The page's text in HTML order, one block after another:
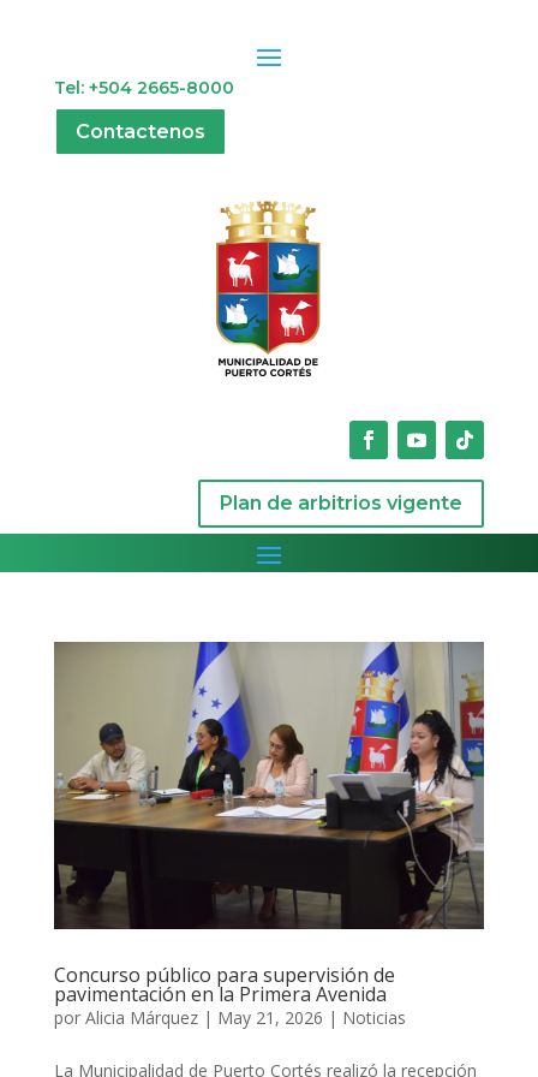
Tel: +504 2665-8000
Contactenos
Plan de arbitrios vigente
Concurso público para supervisión de
pavimentación en la Primera Avenida
por Alicia Márquez| May 21, 2026 | Noticias
La Municipalidad de Puerto Cortés realizó la recepción